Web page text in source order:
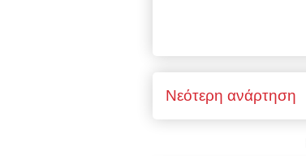
Νεότερη ανάρτηση